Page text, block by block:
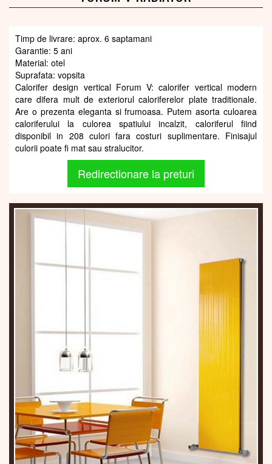
Timp de livrare: aprox. 6 saptamani
Garantie: 5 ani
Material: otel
Suprafata: vopsita
Calorifer design vertical Forum V: calorifer vertical modern
care difera mult de exteriorul caloriferelor plate traditionale.
Are o prezenta eleganta si frumoasa. Putem asorta culoarea
caloriferului la culorea spatiului incalzit, caloriferul fiind
disponibil in 208 culori fara costuri suplimentare. Finisajul
culorii poate fi mat sau stralucitor.
Redirectionare la preturi